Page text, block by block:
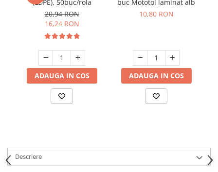
Suporturi si servetele
Tacamuri si seturi
Taietoare manuale
Termosuri si cani termos
Tigai si seturi
Tirbusoane si dopuri
Vaze si boluri decorative
Vesela unica folosinta
Suporturi si accesorii de baie
Uscatoare de rufe
(LDPE), 50buc/rola
20,94 RON
16,24 RON
ADAUGA IN COS
buc Mototol laminat alb
10,80 RON
ADAUGA IN COS
Descriere